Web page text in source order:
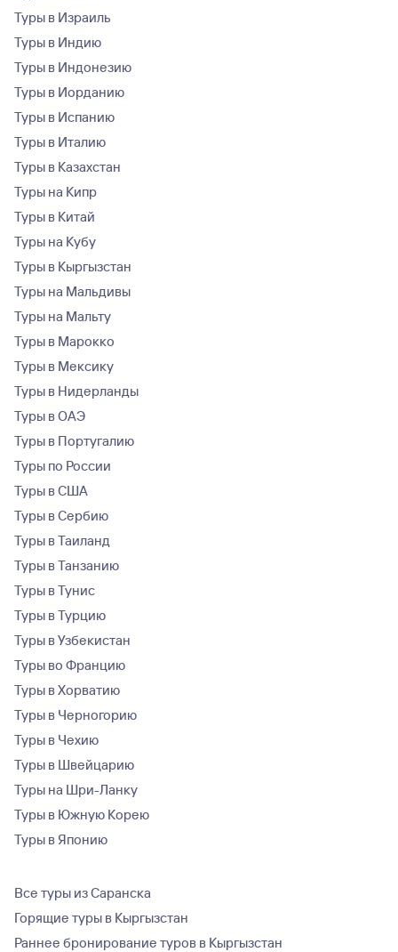
Туры в Израиль
Туры в Индию
Туры в Индонезию
Туры в Иорданию
Туры в Испанию
Туры в Италию
Туры в Казахстан
Туры на Кипр
Туры в Китай
Туры на Кубу
Туры в Кыргызстан
Туры на Мальдивы
Туры на Мальту
Туры в Марокко
Туры в Мексику
Туры в Нидерланды
Туры в ОАЭ
Туры в Португалию
Туры по России
Туры в США
Туры в Сербию
Туры в Таиланд
Туры в Танзанию
Туры в Тунис
Туры в Турцию
Туры в Узбекистан
Туры во Францию
Туры в Хорватию
Туры в Черногорию
Туры в Чехию
Туры в Швейцарию
Туры на Шри-Ланку
Туры в Южную Корею
Туры в Японию
Все туры из Саранска
Горящие туры в Кыргызстан
Раннее бронирование туров в Кыргызстан